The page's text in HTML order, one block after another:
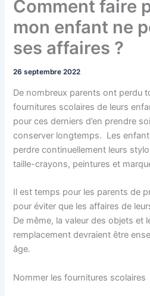
Comment faire
mon enfant ne
ses affaires ?
26 septembre 2022
De nombreux parents ont perdu
fournitures scolaires de leurs
pour ces derniers d’en prendre
conserver longtemps. Les
perdre continuellement leurs
taille-crayons, peintures et
Il est temps pour les parents de
pour éviter que les affaires de
De même, la valeur des objets et
remplacement devraient être
âge.
Nommer les fournitures scolaires